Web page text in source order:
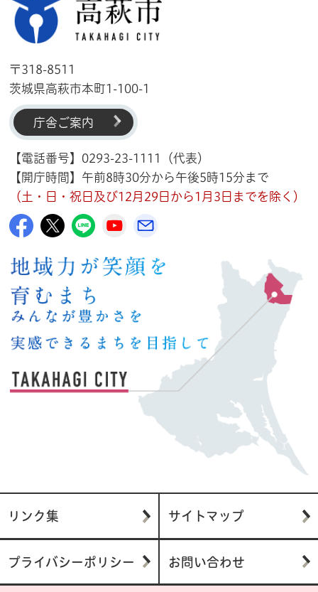
〒318-8511
茨城県高萩市本町1-100-1
庁舎ご案内
【電話番号】0293-23-1111（代表）
【開庁時間】午前8時30分から午後5時15分まで
（土・日・祝日及び12月29日から1月3日までを除く）
高萩市公式Facebook
高萩市公式X
高萩市公式LINE
高萩市YouTube公式チャンネル
リンク集 サイトマップ
プライバシーポリシー お問い合わせ